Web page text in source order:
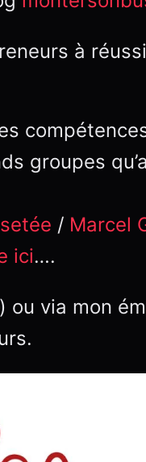
à
groupes
/ Marcel
ici….
via mon